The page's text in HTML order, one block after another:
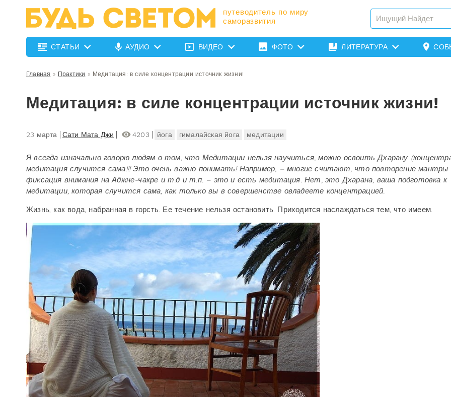
путеводитель по миру
саморазвития
СТАТЬИ АУДИО ВИДЕО ФОТО ЛИТЕРАТУРА
Главная » Практики » Медитация: в силе концентрации источник жизни!
Медитация: в силе концентрации источник жизни!
23 марта Сати Мата Джи 4203 йога гималайская йога медитации
Я всегда изначально говорю людям о том, что Медитации нельзя научиться, можно освоить Дхарану
медитация случится сама!!! Это очень важно понимать! Например, – многие считают, что повторение мантры
фиксация внимания на Аджне-чакре и т.д и т.п. – это и есть медитация. Нет, это Дхарана, ваша подготовка к
медитации, которая случится сама, как только вы в совершенстве овладеете концентрацией.
Жизнь, как вода, набранная в горсть. Ее течение нельзя остановить. Приходится наслаждаться тем, что имеем.